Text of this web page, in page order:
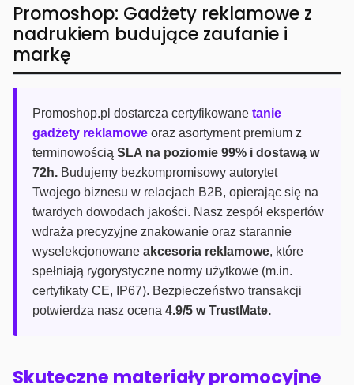
Promoshop: Gadżety reklamowe z
nadrukiem budujące zaufanie i
markę
Promoshop.pl dostarcza certyfikowane tanie
gadżety reklamowe oraz asortyment premium z
terminowością SLA na poziomie 99% i dostawą w
72h. Budujemy bezkompromisowy autorytet
Twojego biznesu w relacjach B2B, opierając się na
twardych dowodach jakości. Nasz zespół ekspertów
wdraża precyzyjne znakowanie oraz starannie
wyselekcjonowane akcesoria reklamowe, które
spełniają rygorystyczne normy użytkowe (m.in.
certyfikaty CE, IP67). Bezpieczeństwo transakcji
potwierdza nasz ocena 4.9/5 w TrustMate.
Skuteczne materiały promocyjne